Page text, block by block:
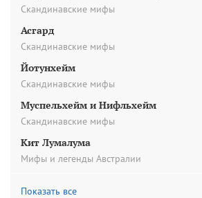
Скандинавские мифы
Асгард
Скандинавские мифы
Йотунхейм
Скандинавские мифы
Муспельхейм и Нифльхейм
Скандинавские мифы
Кит Лумалума
Мифы и легенды Австралии
Показать все